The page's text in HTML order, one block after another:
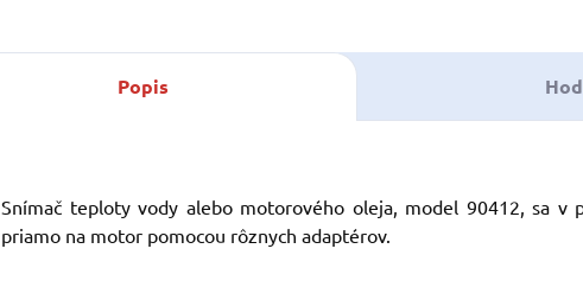
Popis
Snímač teploty vody alebo motorového oleja, model 90412, sa v
priamo na motor pomocou rôznych adaptérov.